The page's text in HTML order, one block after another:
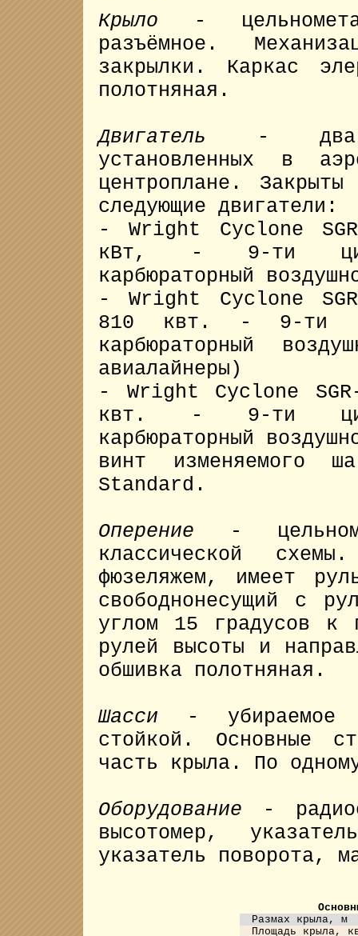
Крыло -
разъёмное.
закрылки. Каркас
полотняная.
Двигатель - два
установленных в
центроплане. Закрыты
следующие двигатели:
- Wright Cyclone
кВт, - 9-ти
карбюраторный
- Wright Cyclone
810 квт. - 9-ти
карбюраторный
авиалайнеры)
- Wright Cyclone
квт. - 9-ти
карбюраторный
винт изменяемого
Standard.
Оперение -
классической
фюзеляжем, имеет
свободнонесущий с
углом 15 градусов к
рулей высоты и
обшивка полотняная.
Шасси - убираемое
стойкой. Основные
часть крыла. По
Оборудование -
высотомер,
указатель поворота,
Размах крыла, м
Площадь крыла,